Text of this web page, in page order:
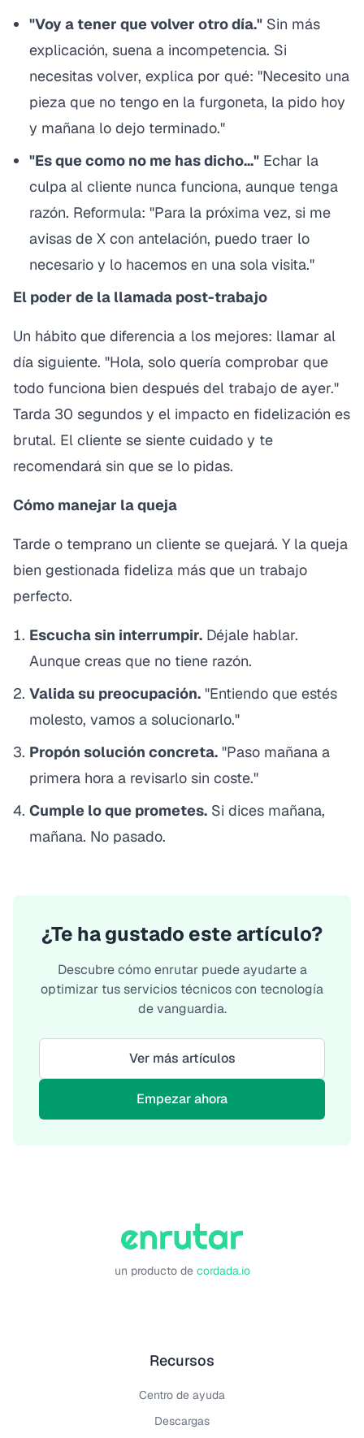
"Voy a tener que volver otro día." Sin más
explicación, suena a incompetencia. Si
necesitas volver, explica por qué: "Necesito una
pieza que no tengo en la furgoneta, la pido hoy
y mañana lo dejo terminado."
"Es que como no me has dicho..." Echar la
culpa al cliente nunca funciona, aunque tenga
razón. Reformula: "Para la próxima vez, si me
avisas de X con antelación, puedo traer lo
necesario y lo hacemos en una sola visita."
El poder de la llamada post-trabajo
Un hábito que diferencia a los mejores: llamar al
día siguiente. "Hola, solo quería comprobar que
todo funciona bien después del trabajo de ayer."
Tarda 30 segundos y el impacto en fidelización es
brutal. El cliente se siente cuidado y te
recomendará sin que se lo pidas.
Cómo manejar la queja
Tarde o temprano un cliente se quejará. Y la queja
bien gestionada fideliza más que un trabajo
perfecto.
Escucha sin interrumpir. Déjale hablar.
Aunque creas que no tiene razón.
Valida su preocupación. "Entiendo que estés
molesto, vamos a solucionarlo."
Propón solución concreta. "Paso mañana a
primera hora a revisarlo sin coste."
Cumple lo que prometes. Si dices mañana,
mañana. No pasado.
¿Te ha gustado este artículo?
Descubre cómo enrutar puede ayudarte a
optimizar tus servicios técnicos con tecnología
de vanguardia.
Ver más artículos
Empezar ahora
un producto de cordada.io
Recursos
Centro de ayuda
Descargas